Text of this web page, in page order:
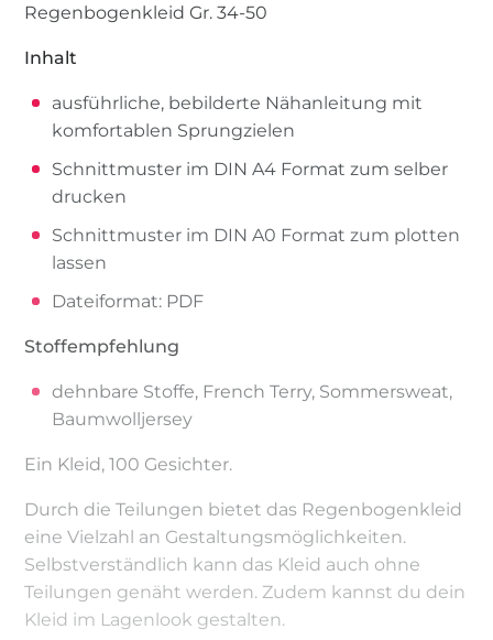
Regenbogenkleid Gr. 34-50
Inhalt
ausführliche, bebilderte Nähanleitung mit
komfortablen Sprungzielen
Schnittmuster im DIN A4 Format zum selber
drucken
Schnittmuster im DIN A0 Format zum plotten
lassen
Dateiformat: PDF
Stoffempfehlung
dehnbare Stoffe, French Terry, Sommersweat,
Baumwolljersey
Ein Kleid, 100 Gesichter.
Durch die Teilungen bietet das Regenbogenkleid
eine Vielzahl an Gestaltungsmöglichkeiten.
Selbstverständlich kann das Kleid auch ohne
Teilungen genäht werden. Zudem kannst du dein
Kleid im Lagenlook gestalten.